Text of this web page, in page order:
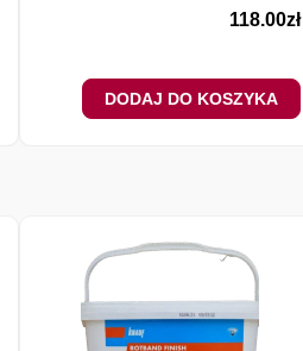
118.00zł
DODAJ DO KOSZYKA